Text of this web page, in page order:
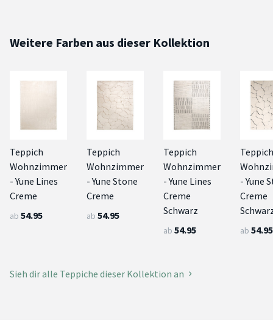
Weitere Farben aus dieser Kollektion
Teppich
Wohnzimmer
- Yune Lines
Creme
ab 54.95
Teppich
Wohnzimmer
- Yune Stone
Creme
ab 54.95
Teppich
Wohnzimmer
- Yune Lines
Creme
Schwarz
ab 54.95
Teppich
- Yune
Creme
ab 54.95
Sieh dir alle Teppiche dieser Kollektion an